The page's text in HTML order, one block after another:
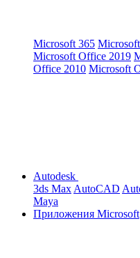
Microsoft 365
Microsoft Office 2019
Office 2010 Microsoft
Autodesk
3ds Max AutoCAD
Maya
Приложения Microsoft